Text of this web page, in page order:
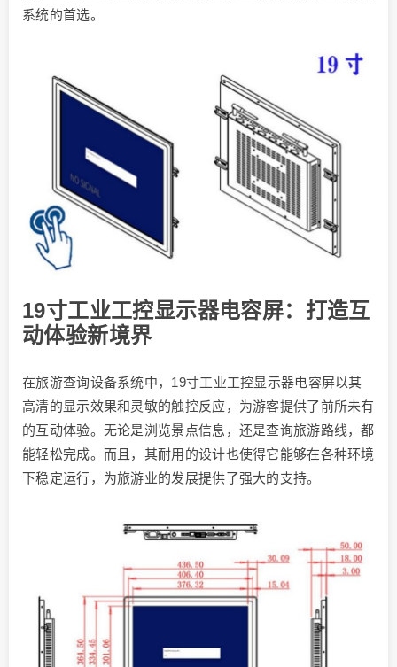
系统的首选。
19寸工业工控显示器电容屏：打造互
动体验新境界
在旅游查询设备系统中，19寸工业工控显示器电容屏以其
高清的显示效果和灵敏的触控反应，为游客提供了前所未有
的互动体验。无论是浏览景点信息，还是查询旅游路线，都
能轻松完成。而且，其耐用的设计也使得它能够在各种环境
下稳定运行，为旅游业的发展提供了强大的支持。